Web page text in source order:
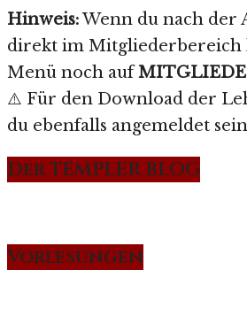
Hinweis:Wenn du nach der
direkt im Mitgliederbereich
Menü noch auf
⚠️ Für den Download der
du ebenfalls angemeldet
Der TEMPLER BLOG
Vorlesungen